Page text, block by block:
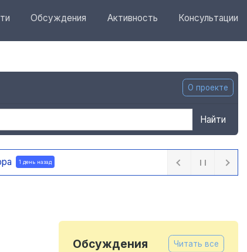
Обсуждения Активность Консультации
О проекте
Найти
день назад
Обсуждения Читать все